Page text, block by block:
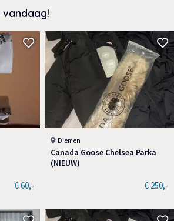
vandaag!
€ 60,-
Diemen
Canada Goose Chelsea Parka
(NIEUW)
€ 250,-